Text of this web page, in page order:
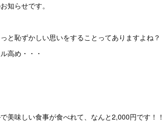
知らせです。
と恥ずかしい思いをすることってありますよね？
高め・・・
美味しい食事が食べれて、なんと2,000円です！！